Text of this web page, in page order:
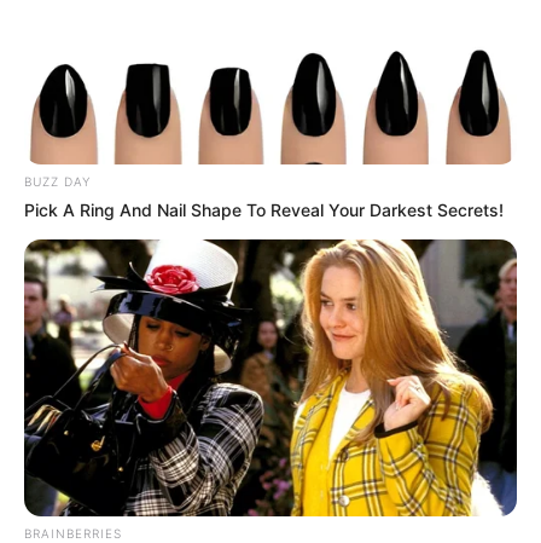
Au final, cette épreuve pourrait sourire à12 LORD
DELO, revenu au mieux pour cet objectif. Toutefois,
14 LUNELLA LEMANpossède suffisamment de
classe pour lui mener la vie dure. Ensuite,7 LOVER
MANapparaît également comme une base très
EVERY TIME WINNERet 8 LUDIVINEpeuvent
jouer un rôle majeur. Enfin, pour les amateurs de
rapports spéculatifs,
9 KEY LADYet3 NELSON
GREENWOODméritent une attention particulière.
À vous de jouer sur lePMU PLAY!
BUZZ DAY
Pick A Ring And Nail Shape To Reveal Your Darkest Secrets!
BRAINBERRIES